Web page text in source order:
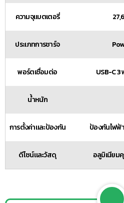
ความจุแบตเตอรี่
ประเภทการชาร์จ
พอร์ตเชื่อมต่อ USB-C 3
น้ำหนัก
การตั้งค่าและป้องกัน ป้องกันไฟฟ้
ดีไซน์และวัสดุ อลูมิเนียม